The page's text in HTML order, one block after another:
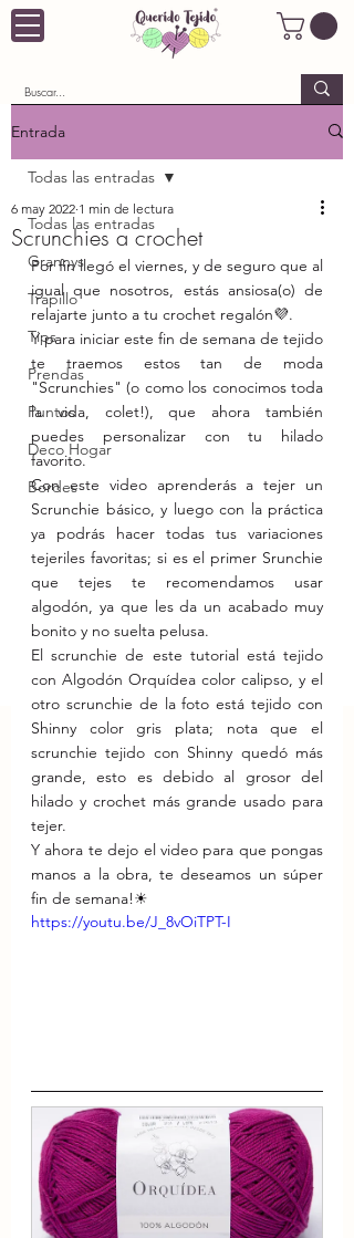
Entrada
Todas las entradas
Grannys
Trapillo
Tips
Prendas
Puntos
Deco Hogar
Bordes
Todas las entradas
Scrunchies a crochet
6 may 2022 1 min de lectura
Por fin llegó el viernes, y de seguro que al
igual que nosotros, estás ansiosa(o) de
relajarte junto a tu crochet regalón💜.
Y para iniciar este fin de semana de tejido
te traemos estos tan de moda
"Scrunchies" (o como los conocimos toda
la vida, colet!), que ahora también
puedes personalizar con tu hilado
favorito.
Con este video aprenderás a tejer un
Scrunchie básico, y luego con la práctica
ya podrás hacer todas tus variaciones
tejeriles favoritas; si es el primer Srunchie
que tejes te recomendamos usar
algodón, ya que les da un acabado muy
bonito y no suelta pelusa.
El scrunchie de este tutorial está tejido
con Algodón Orquídea color calipso, y el
otro scrunchie de la foto está tejido con
Shinny color gris plata; nota que el
scrunchie tejido con Shinny quedó más
grande, esto es debido al grosor del
hilado y crochet más grande usado para
tejer.
Y ahora te dejo el video para que pongas
manos a la obra, te deseamos un súper
fin de semana!☀
https://youtu.be/J_8vOiTPT-I